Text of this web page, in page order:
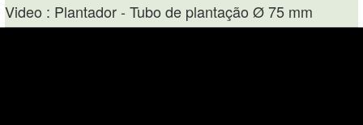
Video : Plantador - Tubo de plantação Ø 75 mm